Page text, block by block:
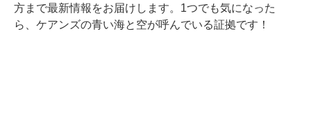
方まで最新情報をお届けします。1つでも気になった
ら、ケアンズの青い海と空が呼んでいる証拠です！